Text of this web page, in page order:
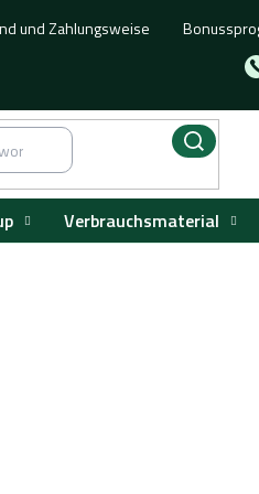
und Zahlungsweise
Verbrauchsmaterial